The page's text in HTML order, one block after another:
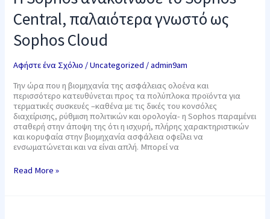
Central, παλαιότερα γνωστό ως
Sophos Cloud
Αφήστε ένα Σχόλιο /Uncategorized /admin9am
Την ώρα που η βιομηχανία της ασφάλειας ολοένα και
περισσότερο κατευθύνεται προς τα πολύπλοκα προϊόντα για
τερματικές συσκευές –καθένα με τις δικές του κονσόλες
διαχείρισης, ρύθμιση πολιτικών και ορολογία- η Sophos παραμένει
σταθερή στην άποψη της ότι η ισχυρή, πλήρης χαρακτηριστικών
και κορυφαία στην βιομηχανία ασφάλεια οφείλει να
ενσωματώνεται και να είναι απλή. Μπορεί να
Central,
γνωστό
Sophos
Cloud
Read More »